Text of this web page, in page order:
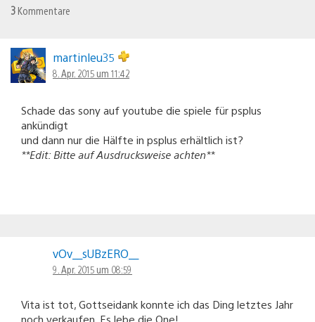
3 Kommentare
martinleu35
8. Apr. 2015 um 11:42
Schade das sony auf youtube die spiele für psplus
ankündigt
und dann nur die Hälfte in psplus erhältlich ist?
**Edit: Bitte auf Ausdrucksweise achten**
vOv__sUBzERO__
9. Apr. 2015 um 08:59
Vita ist tot, Gottseidank konnte ich das Ding letztes Jahr
noch verkaufen. Es lebe die One!